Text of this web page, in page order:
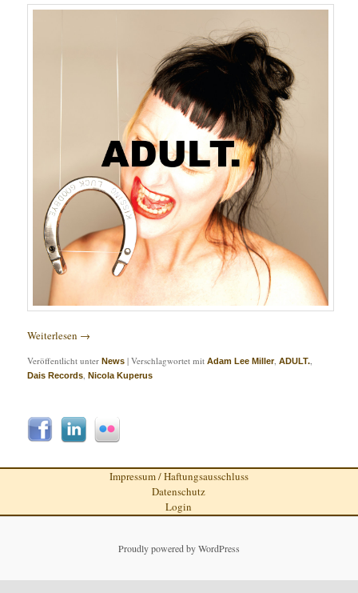
Weiterlesen →
Veröffentlicht unter News |Verschlagwortet mit Adam Lee Miller,ADULT.,
Dais Records,Nicola Kuperus
Impressum / Haftungsausschluss
Datenschutz
Login
Proudly powered by WordPress